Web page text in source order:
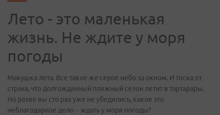
Лето - это маленькая
жизнь. Не ждите у моря
погоды
Макушка лета. Все такое же серое небо за окном. И тоска от
страха, что долгожданный пляжный сезон летит в тартарары.
Но разве вы сто раз уже не убедились, какое это
неблагодарное дело – ждать у моря погоды?